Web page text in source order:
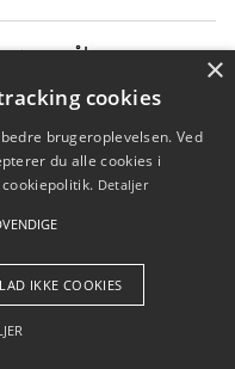
om
Aps
Betingelser
×
cookies
brugeroplevelsen. Ved
du alle cookies i
Detaljer
IKKE COOKIES